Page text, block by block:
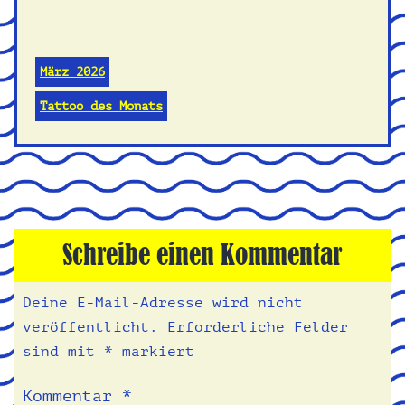
März 2026
Tattoo des Monats
Schreibe einen Kommentar
Deine E-Mail-Adresse wird nicht
veröffentlicht.
Erforderliche Felder
sind mit * markiert
Kommentar *